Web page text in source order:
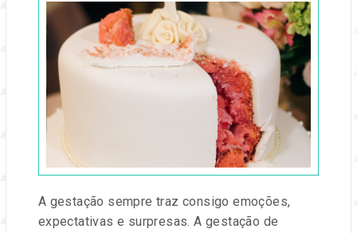
04
abr,
2016
por
Entre
na
Festa
A gestação sempre traz consigo emoções,
expectativas e surpresas. A gestação de